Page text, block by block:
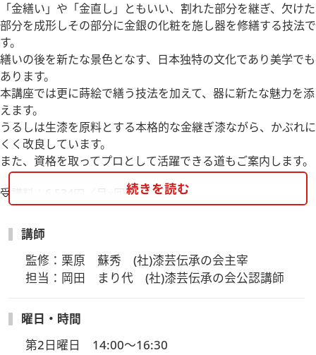
「金繕い」や「金直し」ともいい、割れた部分を継ぎ、欠けた
部分を成形しその部分に金銀の化粧を施し器を修繕する技法で
す。
繕いの後を新たな景色となす、日本独特の文化であり美学でも
あります。
本講座では更に蒔絵で繕う技法を加えて、器に新たな魅力を添
えます。
うるしは生漆を原料とする本格的な金継ぎ漆ながら、かぶれに
くく改良しています。
また、資格を取ってプロとして活躍できる道もご案内します。
受講料：6,534円／月×回数
教材費：2,970円／月×回数 （純金、彩箔、うるし、溶剤、
粉、油 他）
初回セット代：5,940円（税込）（練習皿、筆セット、真綿セ
ット、スポンジ）
道具：道具セット 19,800円（税込）（金継刀、紙ヤスリセ
※道具は基本購入をして頂きますが、レンタルも可能です。道
具レンタル代 660円／月×回数
全6回で一通りの工程を行います。
続きを読む
講師
監修：栗原　蘇秀　(社)漆芸伝承の会主宰
担当：岡田　まり代　(社)漆芸伝承の会公認講師
曜日・時間
第2日曜日　14:00～16:30